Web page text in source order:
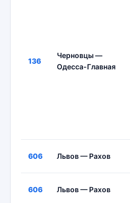
136
Черновцы —
Одесса-Главная
606 Львов — Рахов
606 Львов — Рахов